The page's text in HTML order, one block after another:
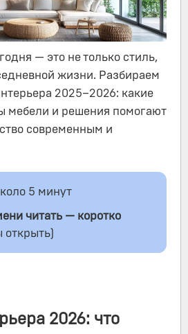
— это не только стиль,
жизни. Разбираем
2025–2026: какие
мебели и решения помогают
современным и
5 минут
читать — коротко
открыть)
2026: что